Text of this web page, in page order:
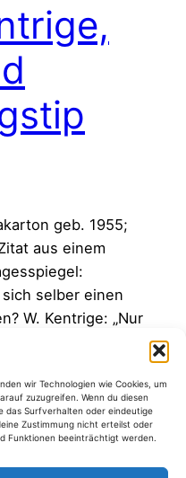
wir Technologien wie Cookies, um
zuzugreifen. Wenn du diesen
das Surfverhalten oder eindeutige
Zustimmung nicht erteilst oder
Funktionen beeinträchtigt werden.
geb. 1955;
aus einem
selber einen
W. Kentrige: „Nur
Das Fehlen jeder
Werken ist…